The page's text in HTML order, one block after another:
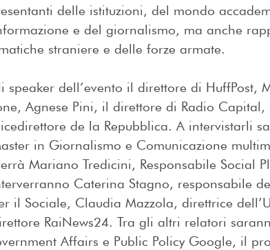
delle istituzioni, del mondo
e del giornalismo, ma anche
straniere e delle forze armate.
speaker dell’evento il direttore di HuffPost,
Agnese Pini, il direttore di Radio Capital,
de la Repubblica. A intervistarli
in Giornalismo e Comunicazione
Mariano Tredicini, Responsabile Social
Caterina Stagno, responsabile
il Sociale, Claudia Mazzola, direttrice
RaiNews24. Tra gli altri relatori
Affairs e Public Policy Google, il